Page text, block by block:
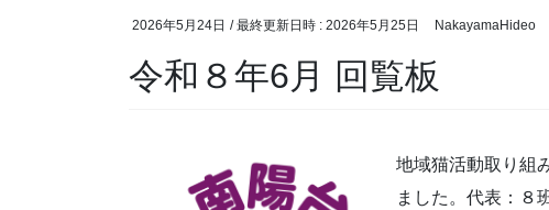
2026年5月24日 / 最終更新日時 : 2026年5月25日 NakayamaHideo
令和８年6月 回覧板
地域猫活動取り組
ました。代表：